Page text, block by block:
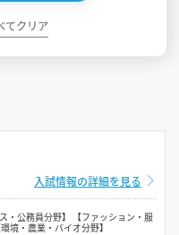
てクリア
入試情報の詳細を見る
・公務員分野】 【ファッション・服
境・農業・バイオ分野】